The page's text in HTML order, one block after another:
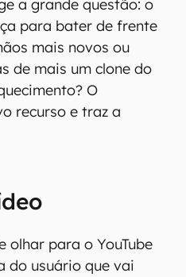
a grande questão: o
para bater de frente
mais novos ou
de mais um clone do
O
recurso e traz a
olhar para o YouTube
do usuário que vai